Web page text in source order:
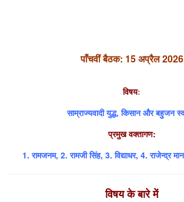
पाँचवीं बैठक: 15 अप्रैल 2026
विषय:
साम्राज्यवादी युद्ध, किसान और बहुजन
प्रमुख वक्तागण:
1. रामजनम, 2. रामजी सिंह, 3. विद्याधर, 4. राजेन्द्र
विषय के बारे में